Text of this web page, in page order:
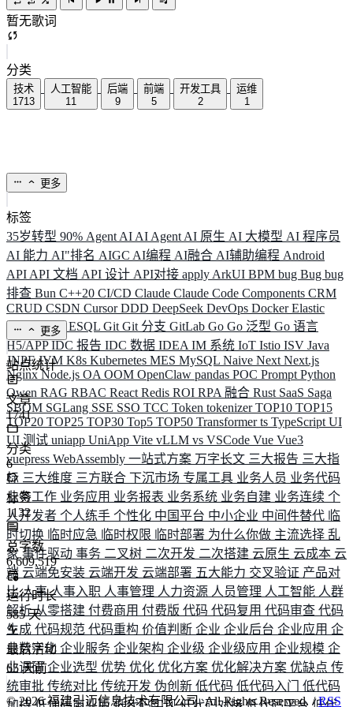
暂无歌词
分类
技术
1713
人工智能
11
后端
9
前端
5
开发工具
2
运维
1
更多
标签
35岁转型 90% AgentAIAI AgentAI 原生 AI 大模型 AI 程序员
AI 能力 AI"排名 AIGC AI编程 AI融合 AI辅助编程 Android
APIAPI 文档 API 设计 API对接 applyArkUI BPM bug Bug bug
排查 Bun C++20 CI/CD Claude Claude Code Components CRM
CRUD CSDN CursorDDD DeepSeek DevOps DockerElastic
ELK ElysiaESQL GitGit 分支 GitLab Go Go 泛型 Go 语言
H5/APPIDC 报告 IDC 数据 IDEAIM 系统 IoT Istio ISV Java
JNPFJVM K8s Kubernetes MES MySQL Naive NextNext.js
NginxNode.js OAOOM OpenClaw pandas POC PromptPython
Qwen RAG RBAC ReactRedis ROI RPA 融合 Rust SaaS Saga
SBOM SGLang SSE SSO TCC Token tokenizerTOP10 TOP15
TOP20 TOP25 TOP30 Top5 TOP50 Transformerts TypeScriptUI
UI 测试 uniapp UniApp Vite vLLM vs VSCode Vue Vue3
vuepress WebAssembly 一站式方案 万字长文 三大报告 三大指
标 三大维度 三方联合 下沉市场 专属工具 业务人员 业务代码
业务工作 业务应用 业务报表 业务系统 业务自建 业务连续 个
人开发者 个人练手 个性化 中国平台 中小企业 中间件替代 临
时切换 临时应急 临时权限 临时部署 为什么你做 主流选择 乱
象事件驱动 事务 二叉树 二次开发 二次搭建 云原生 云成本 云
端 云端免安装 云端开发 云端部署 五大能力 交叉验证 产品对
比人事人事入职 人事管理 人力资源 人员管理 人工智能 人群
解析从零搭建 付费商用 付费版 代码 代码复用 代码审查 代码
生成 代码规范 代码重构 价值判断 企业 企业后台 企业应用 企
业数字化 企业服务 企业架构 企业级 企业级应用 企业规模 企
业调研企业选型 优势 优化 优化方案 优化解决方案 优缺点 传
统审批 传统对比 传统开发 伪创新 低代码 低代码入门 低代码
更多
站点统计
文章
1741
分类
6
标签
1132
总字数
6,609,519
运行时长
585 天
最后活动
65 天前
©2026福建引迈信息技术有限公司. All Rights Reserved. /RSS